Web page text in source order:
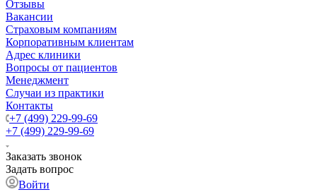
Отзывы
Вакансии
Страховым компаниям
Корпоративным клиентам
Адрес клиники
Вопросы от пациентов
Менеджмент
Случаи из практики
Контакты
+7 (499) 229-99-69
+7 (499) 229-99-69
Заказать звонок
Задать вопрос
Войти